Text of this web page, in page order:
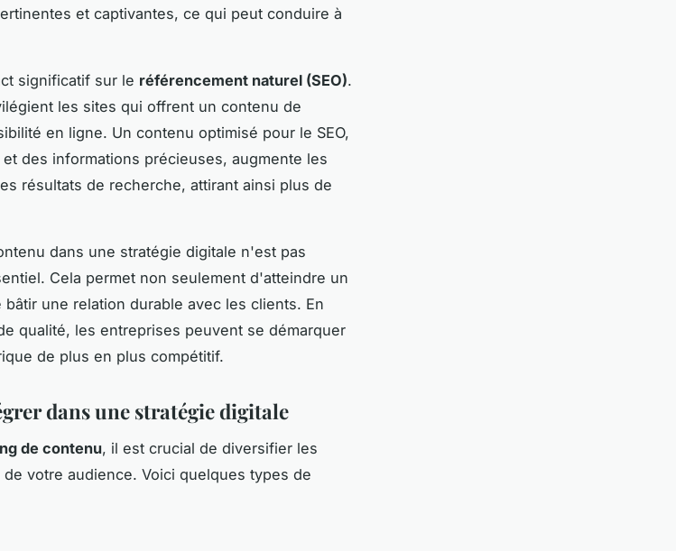
et captivantes, ce qui peut conduire à
significatif sur le référencement naturel (SEO).
les sites qui offrent un contenu de
en ligne. Un contenu optimisé pour le SEO,
des informations précieuses, augmente les
résultats de recherche, attirant ainsi plus de
dans une stratégie digitale n'est pas
Cela permet non seulement d'atteindre un
une relation durable avec les clients. En
qualité, les entreprises peuvent se démarquer
de plus en plus compétitif.
dans une stratégie digitale
de contenu, il est crucial de diversifier les
votre audience. Voici quelques types de